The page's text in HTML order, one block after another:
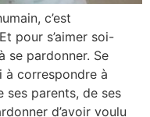
c’est
pour s’aimer soi-
se pardonner. Se
à correspondre à
ses parents, de ses
d’avoir voulu